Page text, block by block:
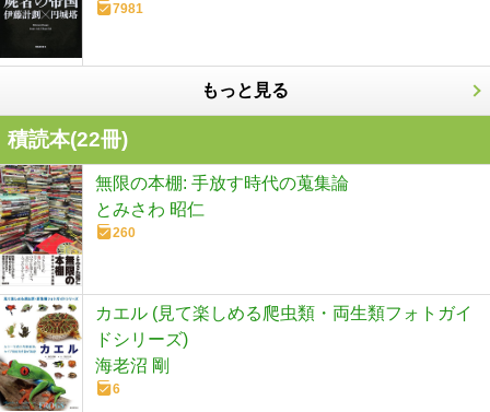
7981
もっと見る
積読本(22冊)
無限の本棚: 手放す時代の蒐集論
とみさわ 昭仁
260
カエル (見て楽しめる爬虫類・両生類フォトガイ
ドシリーズ)
海老沼 剛
6